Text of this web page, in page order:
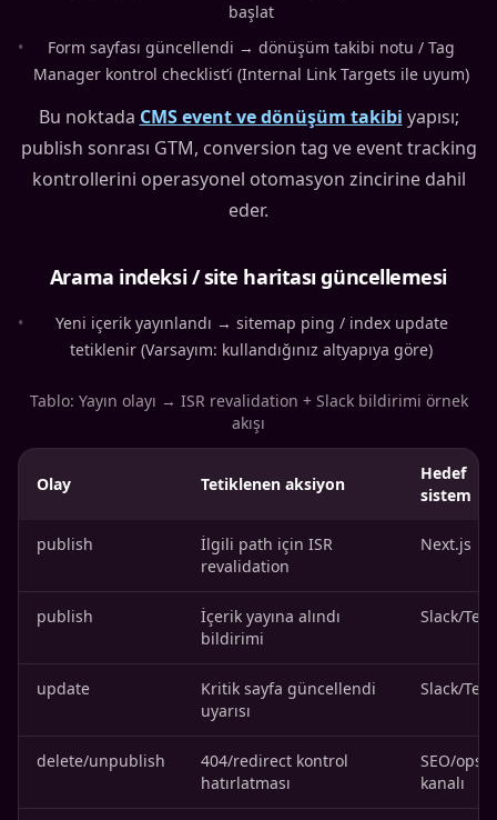
başlat
•
Form sayfası güncellendi → dönüşüm takibi notu / Tag
Manager kontrol checklist’i (Internal Link Targets ile uyum)
Bu noktada CMS event ve dönüşüm takibi yapısı;
publish sonrası GTM, conversion tag ve event tracking
kontrollerini operasyonel otomasyon zincirine dahil
eder.
Arama indeksi / site haritası güncellemesi
•
Yeni içerik yayınlandı → sitemap ping / index update
tetiklenir (Varsayım: kullandığınız altyapıya göre)
Tablo: Yayın olayı → ISR revalidation + Slack bildirimi örnek
akışı
Olay Tetiklenen aksiyon
Hedef
sistem
publish
İlgili path için ISR
revalidation
Next.js
publish
İçerik yayına alındı
bildirimi
Slack/
update
Kritik sayfa güncellendi
uyarısı
Slack/
delete/unpublish
404/redirect kontrol
hatırlatması
SEO/ops
kanalı